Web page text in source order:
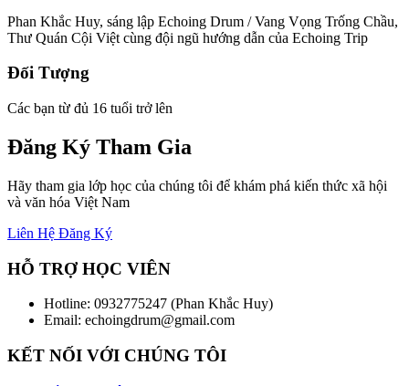
Phan Khắc Huy, sáng lập Echoing Drum / Vang Vọng Trống Chầu,
Thư Quán Cội Việt cùng đội ngũ hướng dẫn của Echoing Trip
Đối Tượng
Các bạn từ đủ 16 tuổi trở lên
Đăng Ký Tham Gia
Hãy tham gia lớp học của chúng tôi để khám phá kiến thức xã hội
và văn hóa Việt Nam
Liên Hệ Đăng Ký
HỖ TRỢ HỌC VIÊN
Hotline: 0932775247 (Phan Khắc Huy)
Email: echoingdrum@gmail.com
KẾT NỐI VỚI CHÚNG TÔI